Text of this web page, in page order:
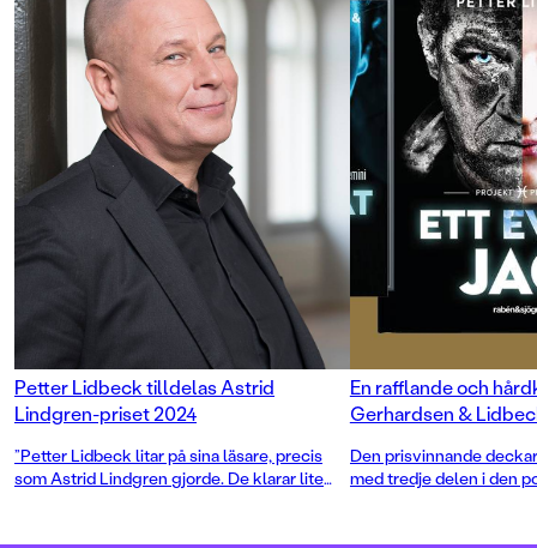
Petter Lidbeck tilldelas Astrid
Lindgren-priset 2024
”Petter Lidbeck litar på sina läsare, precis
som Astrid Lindgren gjorde. De klarar lite
En rafflande och
Gerhardsen &
Den prisvinnande
med tredje delen i den